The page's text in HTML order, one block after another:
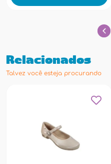
Relacionados
Talvez você esteja procurando